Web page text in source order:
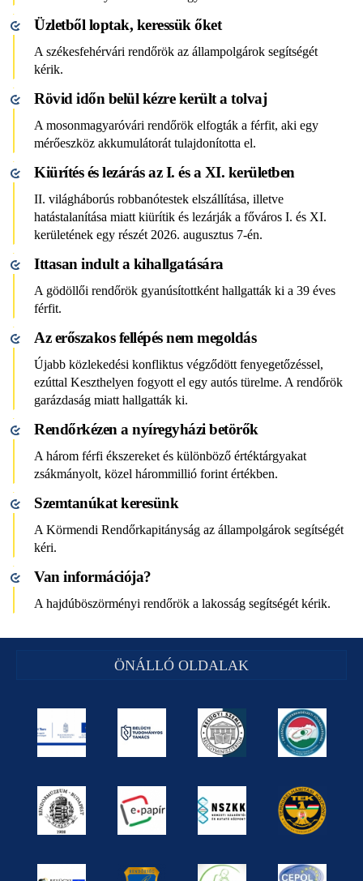
Üzletből loptak, keressük őket
A székesfehérvári rendőrök az állampolgárok segítségét
kérik.
Rövid időn belül kézre került a tolvaj
A mosonmagyaróvári rendőrök elfogták a férfit, aki egy
mérőeszköz akkumulátorát tulajdonította el.
Kiürítés és lezárás az I. és a XI. kerületben
II. világháborús robbanótestek elszállítása, illetve
hatástalanítása miatt kiürítik és lezárják a főváros I. és XI.
kerületének egy részét 2026. augusztus 7-én.
Ittasan indult a kihallgatására
A gödöllői rendőrök gyanúsítottként hallgatták ki a 39 éves
férfit.
Az erőszakos fellépés nem megoldás
Újabb közlekedési konfliktus végződött fenyegetőzéssel,
ezúttal Keszthelyen fogyott el egy autós türelme. A rendőrök
garázdaság miatt hallgatták ki.
Rendőrkézen a nyíregyházi betörők
A három férfi ékszereket és különböző értéktárgyakat
zsákmányolt, közel hárommillió forint értékben.
Szemtanúkat keresünk
A Körmendi Rendőrkapitányság az állampolgárok segítségét
kéri.
Van információja?
A hajdúböszörményi rendőrök a lakosság segítségét kérik.
ÖNÁLLÓ OLDALAK